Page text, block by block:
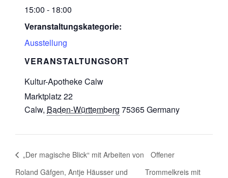
15:00 - 18:00
Veranstaltungskategorie:
Ausstellung
VERANSTALTUNGSORT
Kultur-Apotheke Calw
Marktplatz 22
Calw, Baden-Württemberg 75365Germany
„Der magische Blick“ mit Arbeiten von
Roland Gäfgen, Antje Häusser und
Offener
Trommelkreis mit